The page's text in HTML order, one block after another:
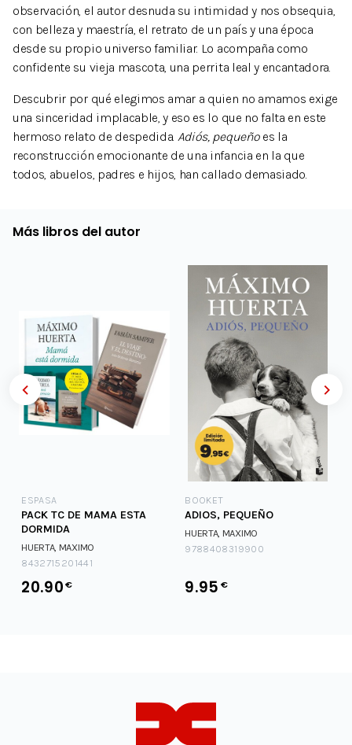
observación, el autor desnuda su intimidad y nos obsequia,
con belleza y maestría, el retrato de un país y una época
desde su propio universo familiar. Lo acompaña como
confidente su vieja mascota, una perrita leal y encantadora.
Descubrir por qué elegimos amar a quien no amamos exige
una sinceridad implacable, y eso es lo que no falta en este
hermoso relato de despedida. Adiós, pequeñoes la
reconstrucción emocionante de una infancia en la que
todos, abuelos, padres e hijos, han callado demasiado.
Más libros del autor
ESPASA
PACK TC DE MAMA ESTA
DORMIDA
HUERTA, MAXIMO
8432715201441
20.90€
BOOKET
ADIOS, PEQUEÑO
HUERTA, MAXIMO
9788408319900
9.95 €